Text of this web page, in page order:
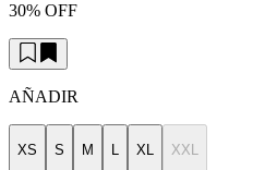
30% OFF
AÑADIR
XS S M XL XXL